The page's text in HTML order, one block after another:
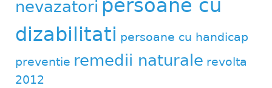
nevazatori persoane cu
dizabilitati persoane cu handicap
preventie remedii naturale revolta
2012